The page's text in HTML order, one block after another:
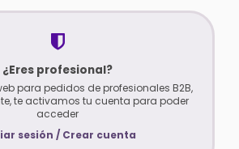
¿Eres profesional?
para pedidos de profesionales B2B,
te activamos tu cuenta para poder
acceder
sesión / Crear cuenta